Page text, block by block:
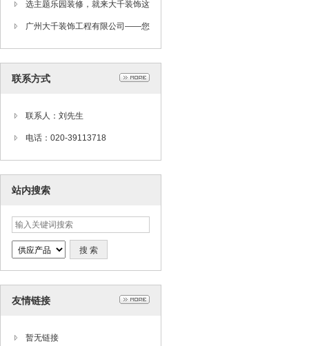
选主题乐园装修，就来大千装饰这
里，有你所需的主题公园装修
广州大千装饰工程有限公司——您
身边的主题乐园设计及儿童乐园设
联系方式
联系人：刘先生
电话：020-39113718
站内搜索
友情链接
暂无链接